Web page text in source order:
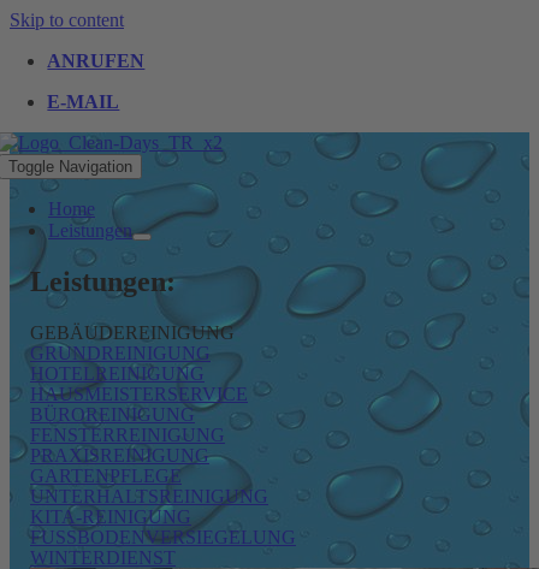
Skip to content
ANRUFEN
E-MAIL
Toggle Navigation
Home
Leistungen
Leistungen:
GEBÄUDEREINIGUNG
GRUNDREINIGUNG
HOTELREINIGUNG
HAUSMEISTERSERVICE
BÜROREINIGUNG
FENSTERREINIGUNG
PRAXISREINIGUNG
GARTENPFLEGE
UNTERHALTSREINIGUNG
KITA-REINIGUNG
FUSSBODENVERSIEGELUNG
WINTERDIENST